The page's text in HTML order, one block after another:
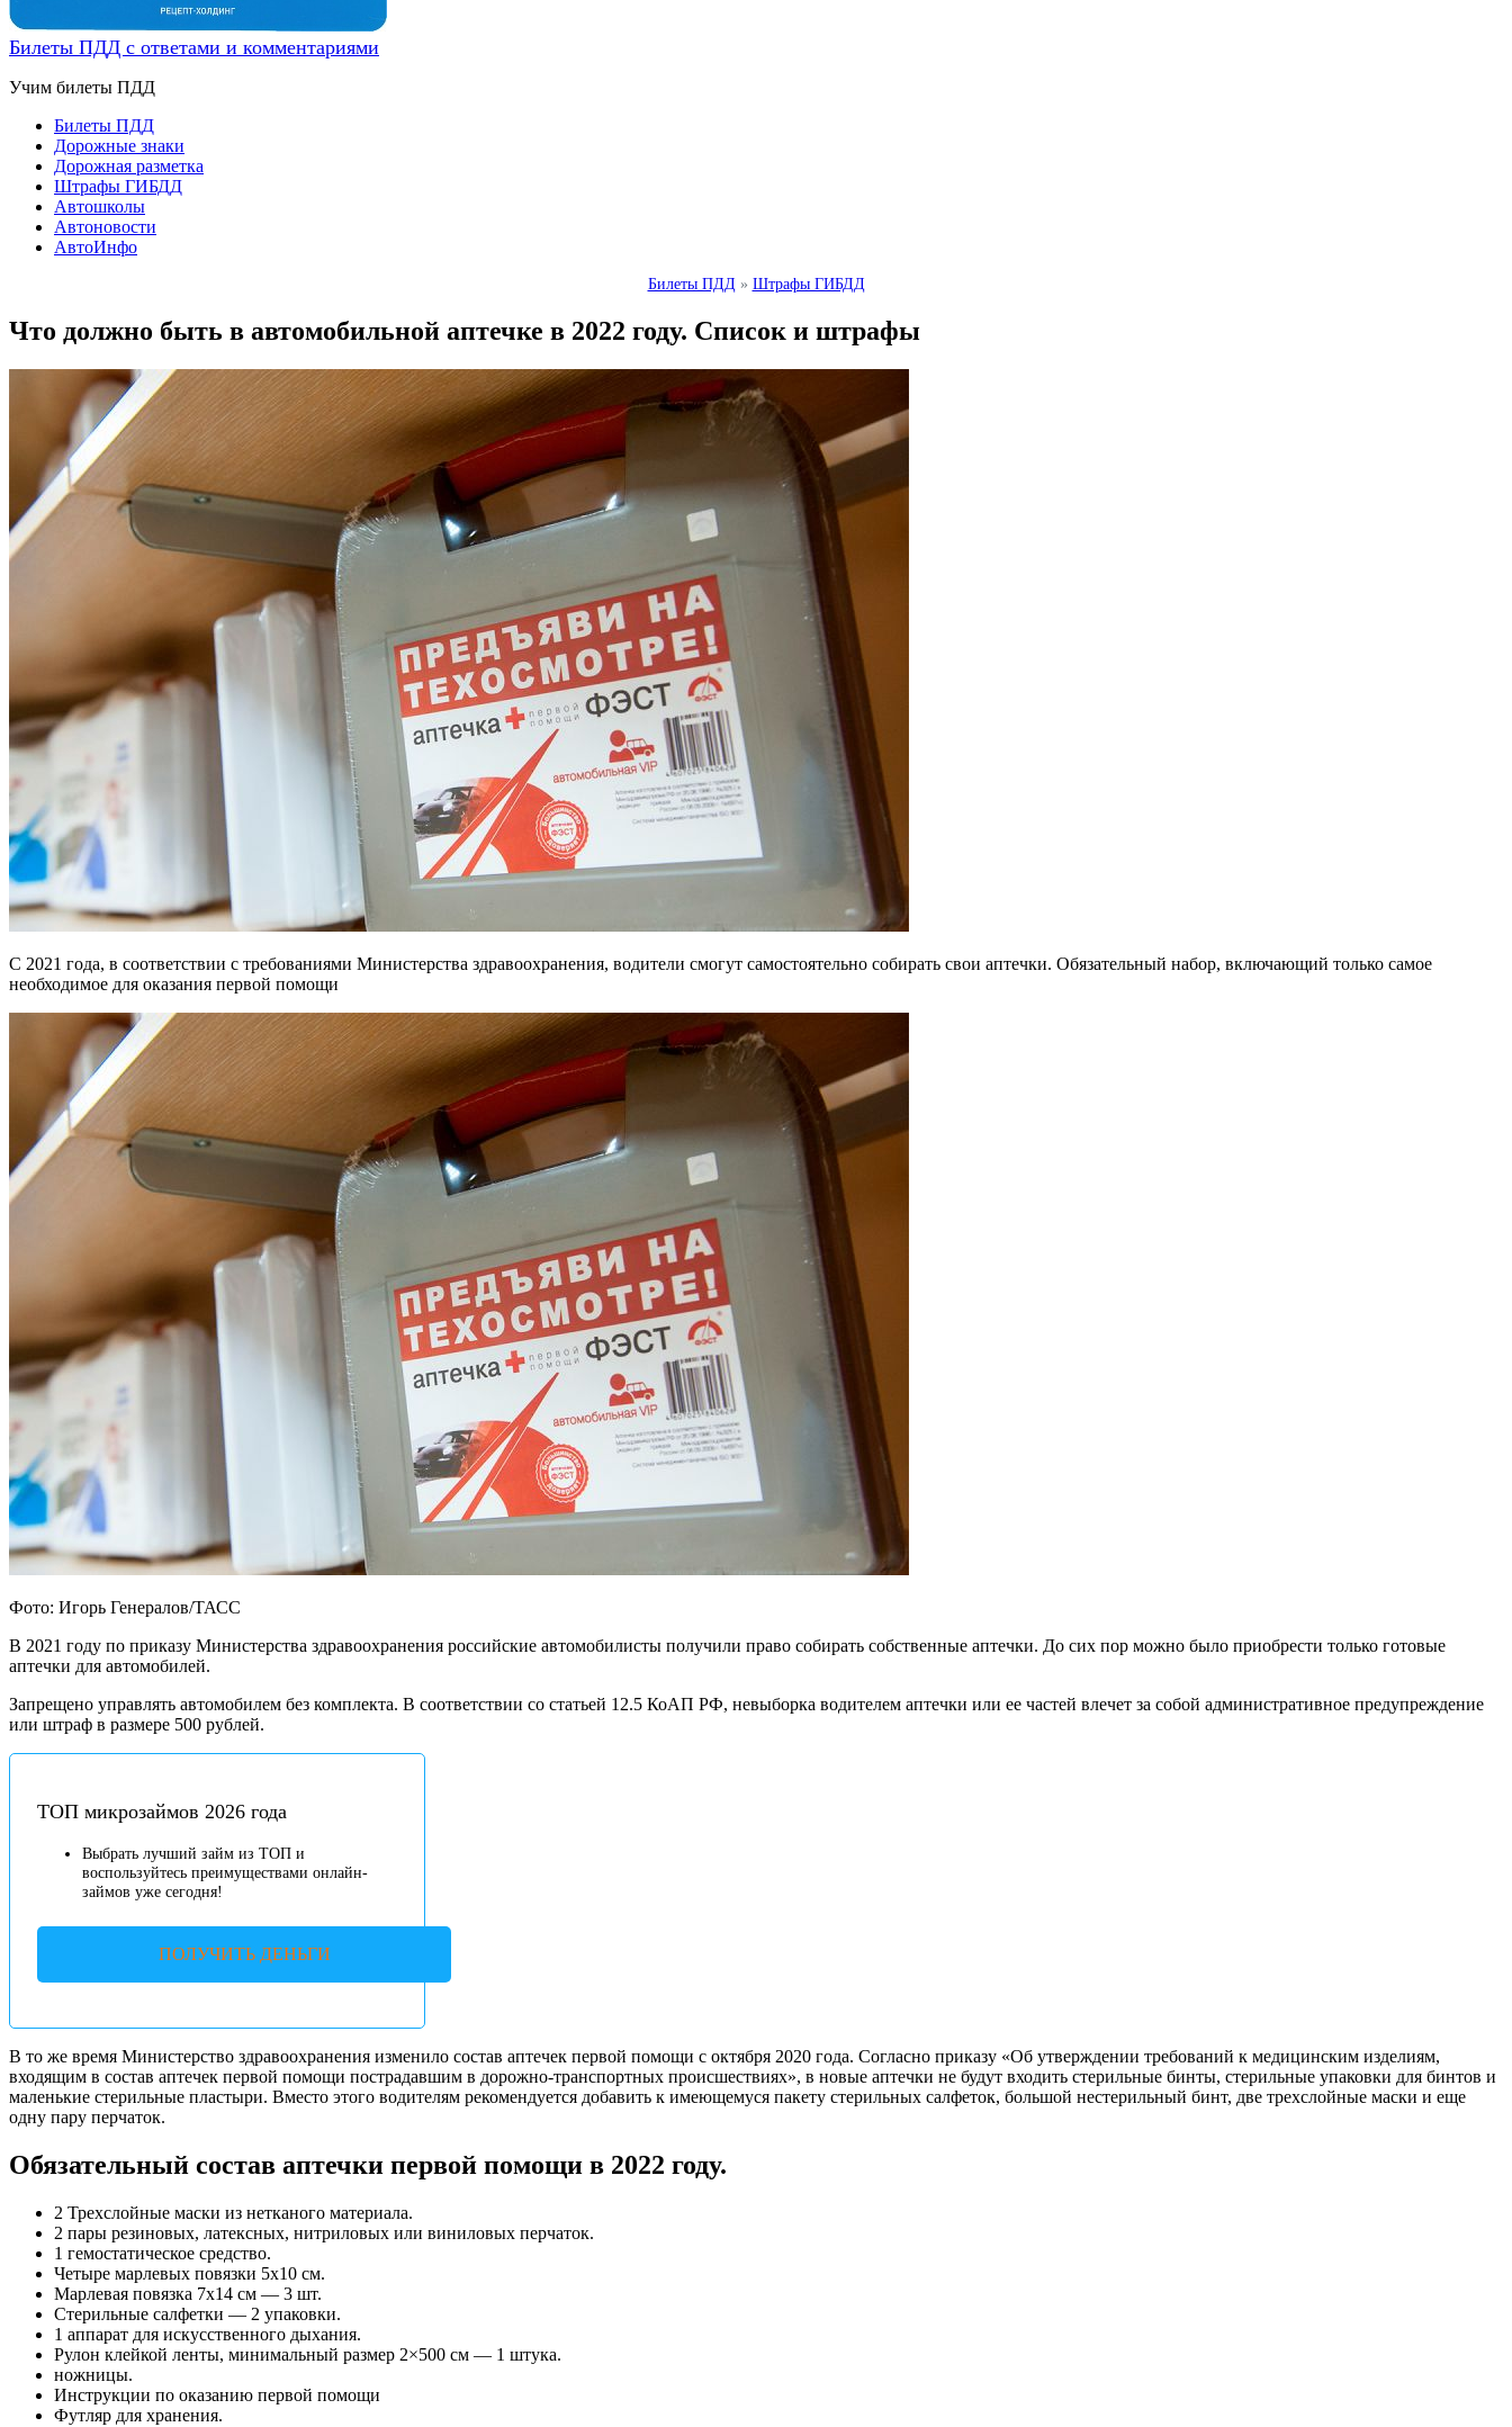
Билеты ПДД с ответами и комментариями
Учим билеты ПДД
Билеты ПДД
Дорожные знаки
Дорожная разметка
Штрафы ГИБДД
Автошколы
Автоновости
АвтоИнфо
Билеты ПДД » Штрафы ГИБДД
Что должно быть в автомобильной аптечке в 2022 году. Список и штрафы
С 2021 года, в соответствии с требованиями Министерства здравоохранения, водители смогут самостоятельно собирать свои аптечки. Обязательный набор, включающий только самое
необходимое для оказания первой помощи
Фото: Игорь Генералов/ТАСС
В 2021 году по приказу Министерства здравоохранения российские автомобилисты получили право собирать собственные аптечки. До сих пор можно было приобрести только готовые
аптечки для автомобилей.
Запрещено управлять автомобилем без комплекта. В соответствии со статьей 12.5 КоАП РФ, невыборка водителем аптечки или ее частей влечет за собой административное предупреждение
или штраф в размере 500 рублей.
ТОП микрозаймов 2026 года
Выбрать лучший займ из ТОП и
воспользуйтесь преимуществами онлайн-
займов уже сегодня!
ПОЛУЧИТЬ ДЕНЬГИ
В то же время Министерство здравоохранения изменило состав аптечек первой помощи с октября 2020 года. Согласно приказу «Об утверждении требований к медицинским изделиям,
входящим в состав аптечек первой помощи пострадавшим в дорожно-транспортных происшествиях», в новые аптечки не будут входить стерильные бинты, стерильные упаковки для бинтов и
маленькие стерильные пластыри. Вместо этого водителям рекомендуется добавить к имеющемуся пакету стерильных салфеток, большой нестерильный бинт, две трехслойные маски и еще
одну пару перчаток.
Обязательный состав аптечки первой помощи в 2022 году.
2 Трехслойные маски из нетканого материала.
2 пары резиновых, латексных, нитриловых или виниловых перчаток.
1 гемостатическое средство.
Четыре марлевых повязки 5х10 см.
Марлевая повязка 7х14 см — 3 шт.
Стерильные салфетки — 2 упаковки.
1 аппарат для искусственного дыхания.
Рулон клейкой ленты, минимальный размер 2×500 см — 1 штука.
ножницы.
Инструкции по оказанию первой помощи
Футляр для хранения.